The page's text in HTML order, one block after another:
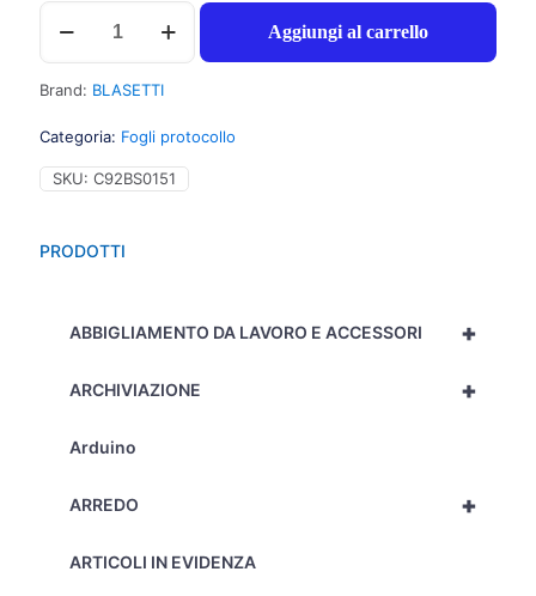
PRODOTTI
+
ABBIGLIAMENTO DA LAVORO E ACCESSORI
+
ARCHIVIAZIONE
Arduino
+
ARREDO
ARTICOLI IN EVIDENZA
Blasetti
Fogli
protocollo
bianchi,
20
A4,
4M
-
80gr
Aggiungi al carrello
Brand: BLASETTI
Categoria: Fogli protocollo
SKU: C92BS0151